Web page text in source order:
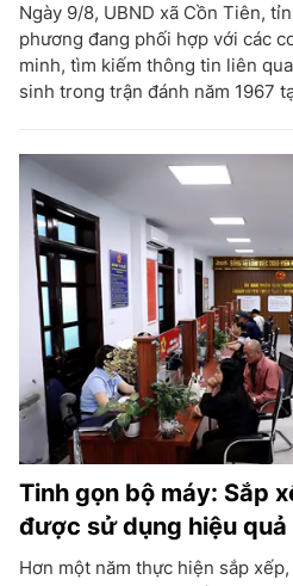
Ngày 9/8, UBND xã Cồn Tiên,
phương đang phối hợp với các
minh, tìm kiếm thông tin liên
sinh trong trận đánh năm 1967
Tinh gọn bộ máy: Sắp
được sử dụng hiệu quả
Hơn một năm thực hiện sắp